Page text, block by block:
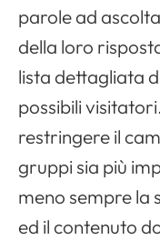
parole ad
della loro
lista dettagliata
possibili
restringere il
gruppi sia più
meno sempre la
ed il contenuto